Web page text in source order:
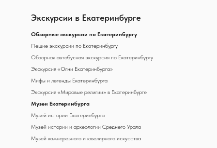
Экскурсии в Екатеринбурге
Обзорные экскурсии по Екатеринбургу
Пешие экскурсии по Екатеринбургу
Обзорная автобусная экскурсия по Екатеринбургу
Экскурсия «Огни Екатеринбурга»
Мифы и легенды Екатеринбурга
Экскурсия «Мировые религии» в Екатеринбурге
Музеи Екатеринбурга
Музей истории Екатеринбурга
Музей истории и археологии Среднего Урала
Музей камнерезного и ювелирного искусства